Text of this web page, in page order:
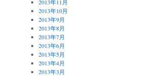
2013年11月
2013年10月
2013年9月
2013年8月
2013年7月
2013年6月
2013年5月
2013年4月
2013年3月